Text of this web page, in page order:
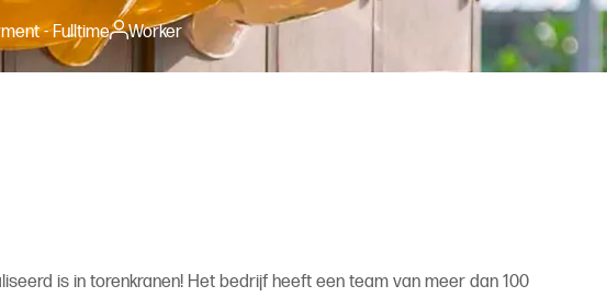
- Fulltime Worker
is in torenkranen! Het bedrijf heeft een team van meer dan 100